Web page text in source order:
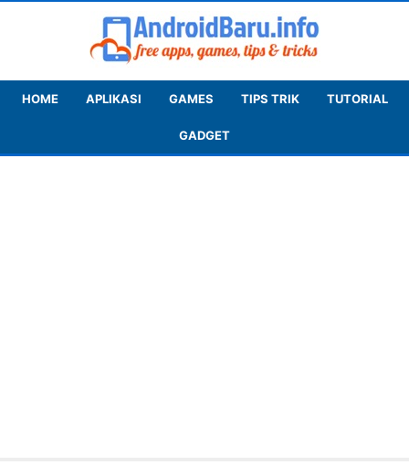
HOME APLIKASI GAMES TIPS TRIK TUTORIAL
GADGET